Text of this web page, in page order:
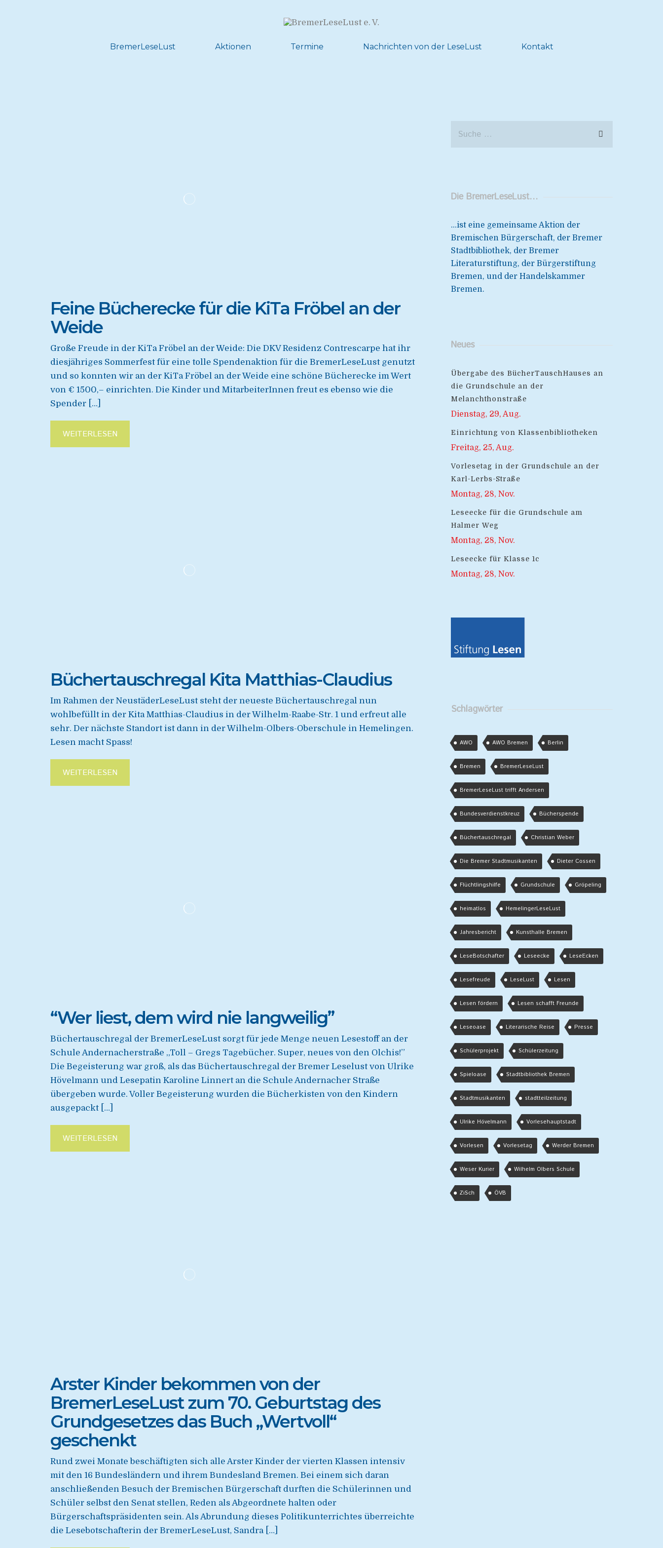
BremerLeseLust Aktionen Termine Nachrichten von der LeseLust Kontakt
Feine Bücherecke für die KiTa Fröbel an der
Weide
Große Freude in der KiTa Fröbel an der Weide: Die DKV Residenz Contrescarpe hat ihr
diesjähriges Sommerfest für eine tolle Spendenaktion für die BremerLeseLust genutzt
und so konnten wir an der KiTa Fröbel an der Weide eine schöne Bücherecke im Wert
von € 1500,– einrichten. Die Kinder und MitarbeiterInnen freut es ebenso wie die
Spender […]
WEITERLESEN
Büchertauschregal Kita Matthias-Claudius
Im Rahmen der NeustäderLeseLust steht der neueste Büchertauschregal nun
wohlbefüllt in der Kita Matthias-Claudius in der Wilhelm-Raabe-Str. 1 und erfreut alle
sehr. Der nächste Standort ist dann in der Wilhelm-Olbers-Oberschule in Hemelingen.
Lesen macht Spass!
WEITERLESEN
“Wer liest, dem wird nie langweilig”
Büchertauschregal der BremerLeseLust sorgt für jede Menge neuen Lesestoff an der
Schule Andernacherstraße „Toll – Gregs Tagebücher. Super, neues von den Olchis!”
Die Begeisterung war groß, als das Büchertauschregal der Bremer Leselust von Ulrike
Hövelmann und Lesepatin Karoline Linnert an die Schule Andernacher Straße
übergeben wurde. Voller Begeisterung wurden die Bücherkisten von den Kindern
ausgepackt […]
WEITERLESEN
Arster Kinder bekommen von der
BremerLeseLust zum 70. Geburtstag des
Grundgesetzes das Buch „Wertvoll“
geschenkt
Rund zwei Monate beschäftigten sich alle Arster Kinder der vierten Klassen intensiv
mit den 16 Bundesländern und ihrem Bundesland Bremen. Bei einem sich daran
anschließenden Besuch der Bremischen Bürgerschaft durften die Schülerinnen und
Schüler selbst den Senat stellen, Reden als Abgeordnete halten oder
Bürgerschaftspräsidenten sein. Als Abrundung dieses Politikunterrichtes überreichte
die Lesebotschafterin der BremerLeseLust, Sandra […]
Die BremerLeseLust…
...ist eine gemeinsame Aktion der
Bremischen Bürgerschaft, der Bremer
Stadtbibliothek, der Bremer
Literaturstiftung, der Bürgerstiftung
Bremen, und der Handelskammer
Bremen.
Neues
Übergabe des BücherTauschHauses an
die Grundschule an der
Melanchthonstraße
Dienstag, 29, Aug.
Einrichtung von Klassenbibliotheken
Freitag, 25, Aug.
Vorlesetag in der Grundschule an der
Karl-Lerbs-Straße
Montag, 28, Nov.
Leseecke für die Grundschule am
Halmer Weg
Montag, 28, Nov.
Leseecke für Klasse 1c
Montag, 28, Nov.
Schlagwörter
AWO AWO Bremen Berlin
Bremen BremerLeseLust
BremerLeseLust trifft Andersen
Bundesverdienstkreuz Bücherspende
Büchertauschregal Christian Weber
Die Bremer Stadtmusikanten Dieter Cossen
Flüchtlingshilfe Grundschule Gröpeling
heimatlos HemelingerLeseLust
Jahresbericht Kunsthalle Bremen
LeseBotschafter Leseecke LeseEcken
Lesefreude LeseLust Lesen
Lesen fördern Lesen schafft Freunde
Leseoase Literarische Reise Presse
Schülerprojekt Schülerzeitung
Spieloase Stadtbibliothek Bremen
Stadtmusikanten stadtteilzeitung
Ulrike Hövelmann Vorlesehauptstadt
Vorlesen Vorlesetag Werder Bremen
Weser Kurier Wilhelm Olbers Schule
ZiSch ÖVB